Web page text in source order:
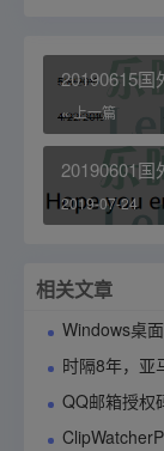
20190615国
« 上一篇
20190601
2019-07-24
相关文章
Windows桌面笔记
时隔8年，亚
QQ邮箱授权码